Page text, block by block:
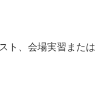
ト、会場実習または